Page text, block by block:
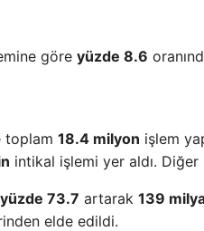
göre yüzde 8.6
toplam 18.4 milyon işlem
intikal işlemi yer aldı.
yüzde 73.7 artarak 139
elde edildi.